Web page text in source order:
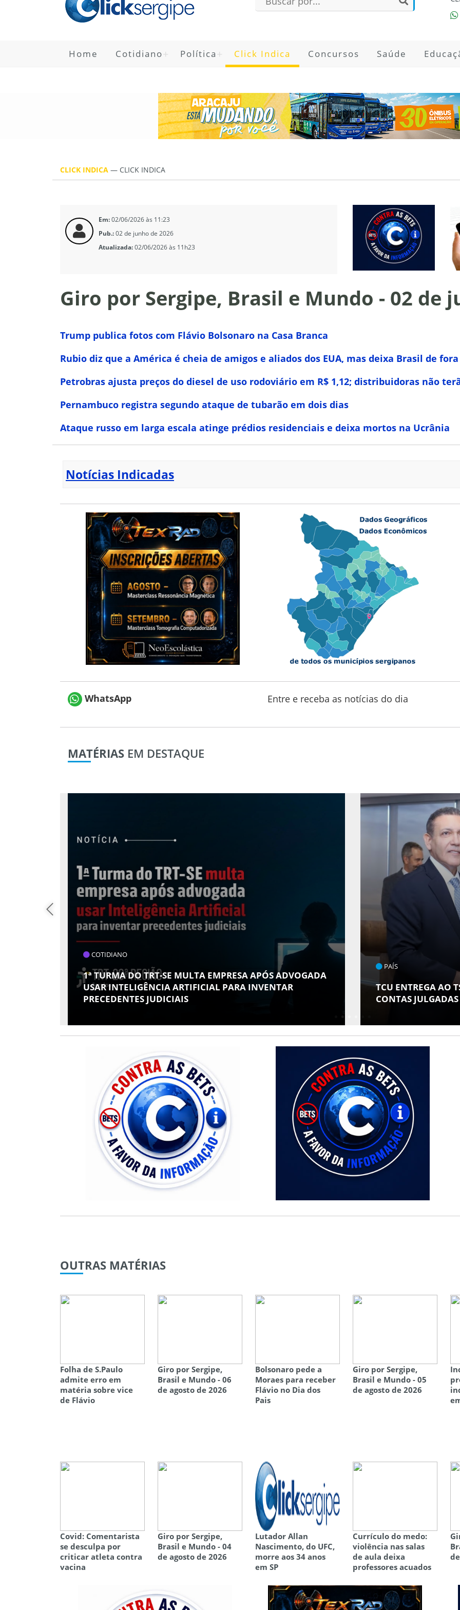
Home Cotidiano Política Click Indica Concursos Saúde
CLICK INDICA — CLICK INDICA
Em:02/06/2026 às 11:23
Pub.:02 de junho de 2026
Atualizada:02/06/2026 às 11h23
Giro por Sergipe, Brasil e Mundo - 02 de
Trump publica fotos com Flávio Bolsonaro na Casa Branca
Rubio diz que a América é cheia de amigos e aliados dos EUA, mas deixa Brasil de fora
Petrobras ajusta preços do diesel de uso rodoviário em R$ 1,12; distribuidoras não
Pernambuco registra segundo ataque de tubarão em dois dias
Ataque russo em larga escala atinge prédios residenciais e deixa mortos na Ucrânia
Notícias Indicadas
WhatsApp Entre e receba as notícias do dia
MATÉRIAS EM DESTAQUE
TCU ENTREGA AO TSE LISTA DE RESPONSÁVEIS COM
CONTAS JULGADAS IRREGULARES
ENTRETENIMENTO
ARACAJU RECEBE
AMIGOS" COM
OUTRAS MATÉRIAS
Folha de S.Paulo
admite erro em
matéria sobre vice
de Flávio
Giro por Sergipe,
Brasil e Mundo - 06
de agosto de 2026
Bolsonaro pede a
Moraes para receber
Flávio no Dia dos
Pais
Giro por Sergipe,
Brasil e Mundo - 05
de agosto de 2026
Covid: Comentarista
se desculpa por
criticar atleta contra
vacina
Giro por Sergipe,
Brasil e Mundo - 04
de agosto de 2026
Lutador Allan
Nascimento, do UFC,
morre aos 34 anos
em SP
Currículo do medo:
violência nas salas
de aula deixa
professores acuados